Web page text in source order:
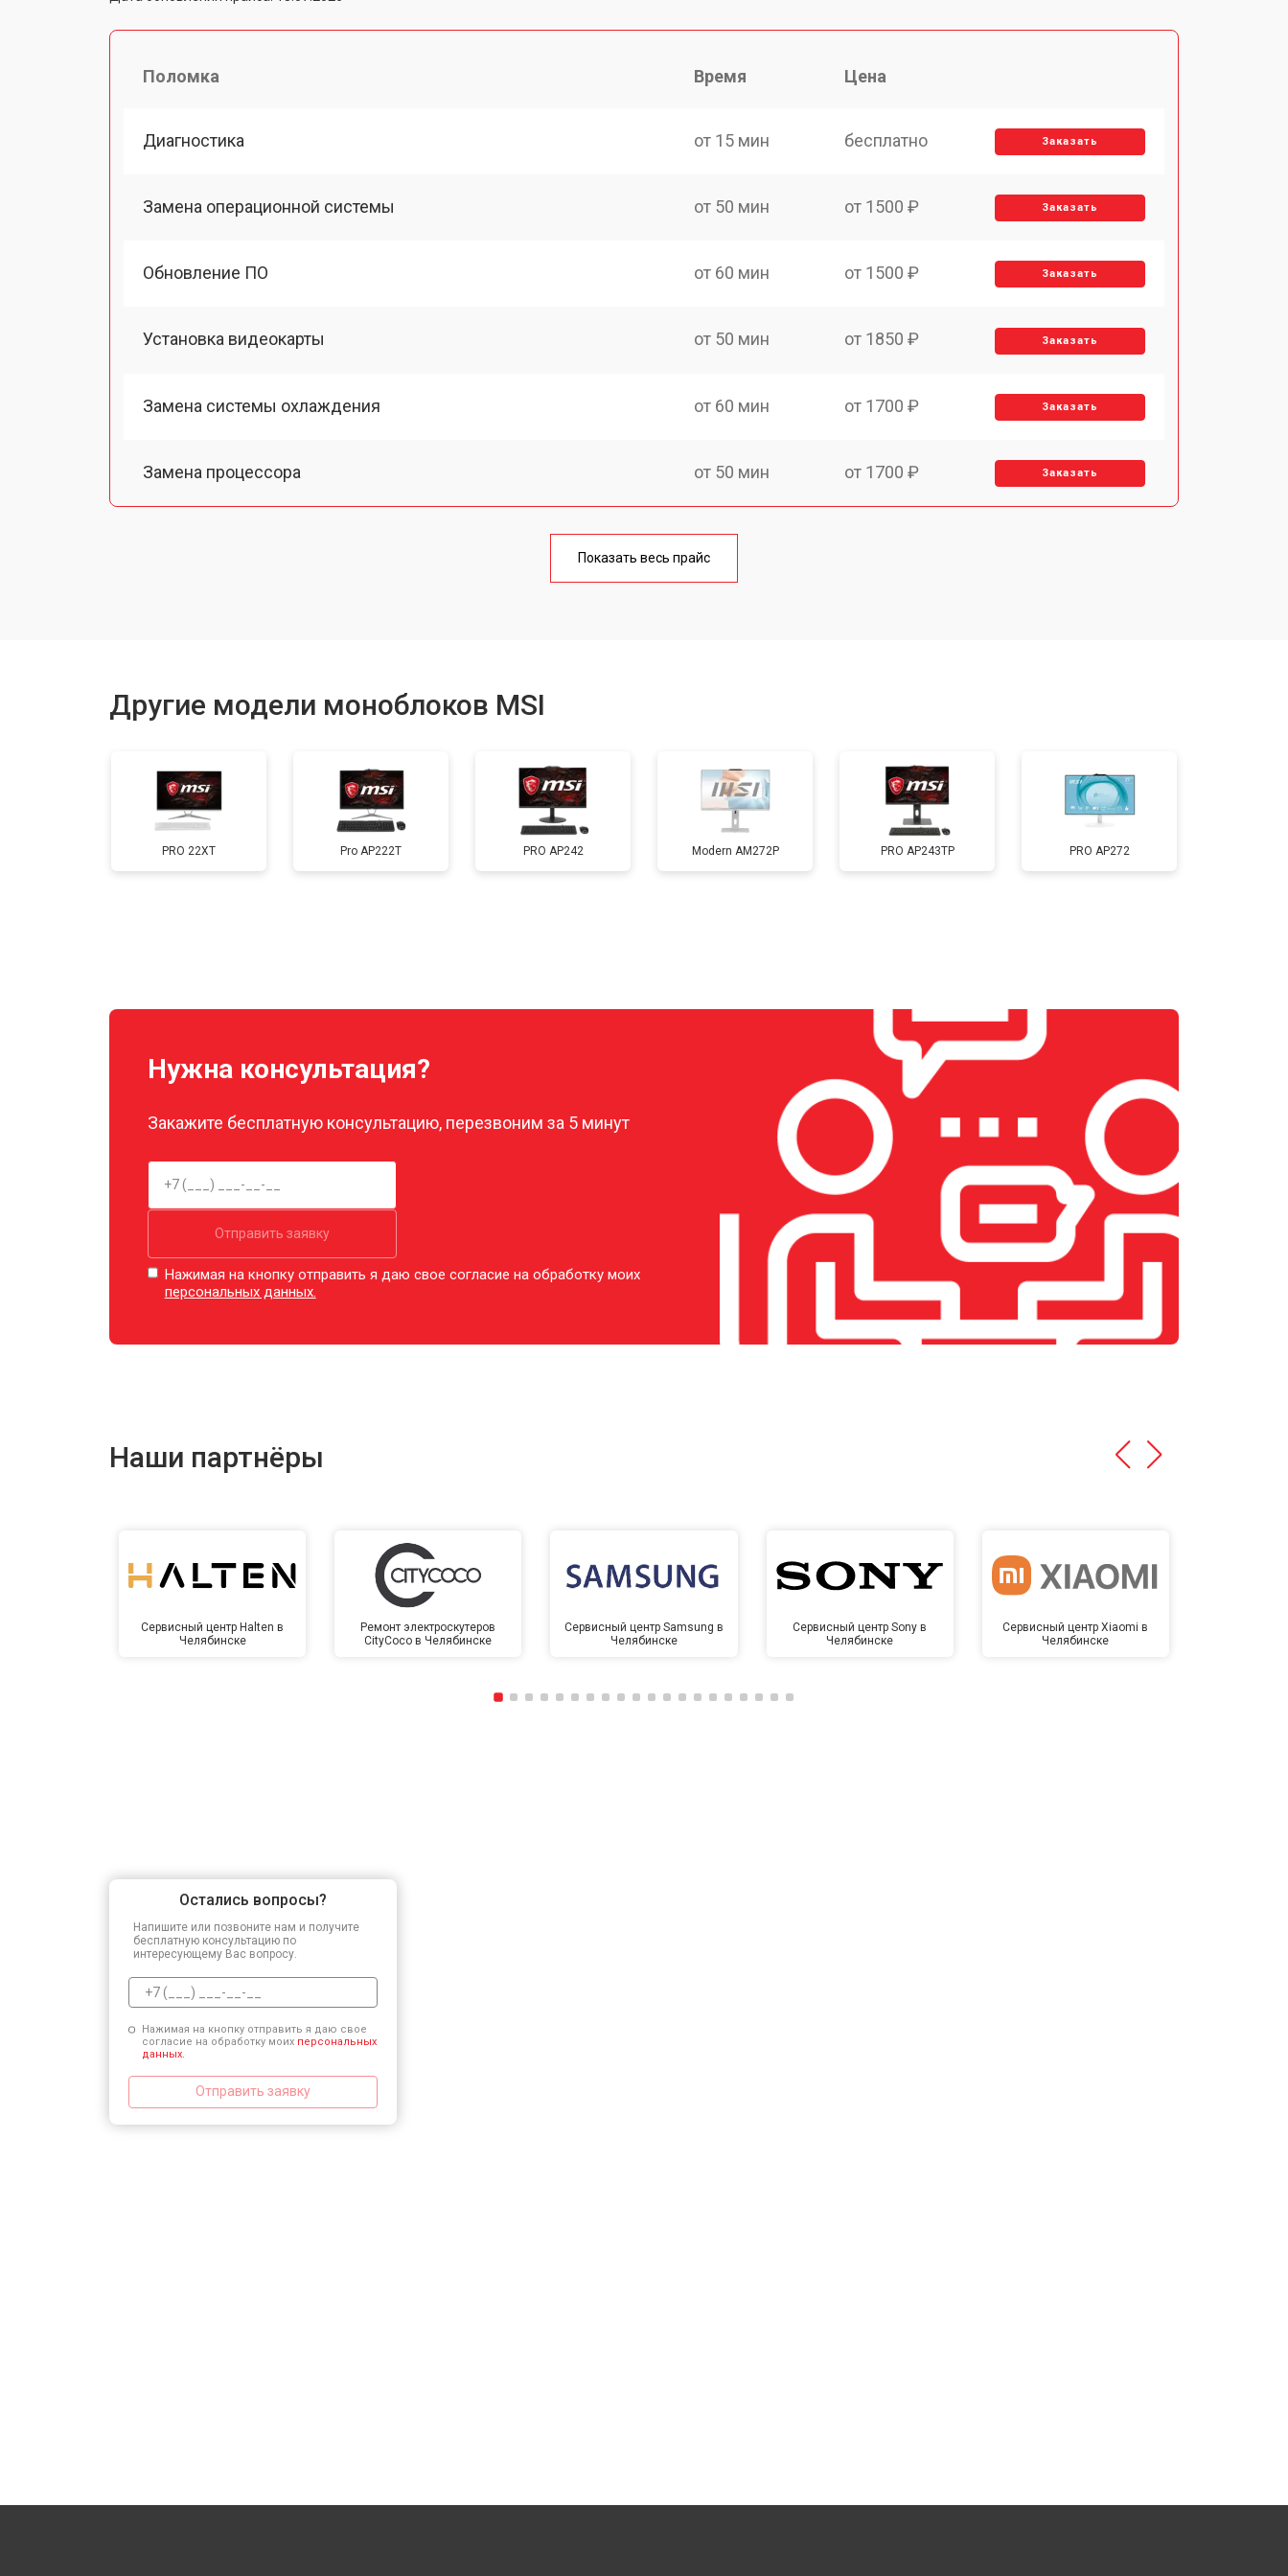
Поломка Время Цена
Диагностика от 15 мин бесплатно Заказать
Замена операционной системы от 50 мин от 1500 ₽ Заказать
Обновление ПО от 60 мин от 1500 ₽ Заказать
Установка видеокарты от 50 мин от 1850 ₽ Заказать
Замена системы охлаждения от 60 мин от 1700 ₽ Заказать
Замена процессора от 50 мин от 1700 ₽ Заказать
от 60 мин
Показать весь прайс
Другие модели моноблоков MSI
PRO 22XT Pro AP222T PRO AP242 Modern AM272P PRO AP243TP PRO AP272
Нужна консультация?
Закажите бесплатную консультацию, перезвоним за 5 минут
Отправить заявку
Нажимая на кнопку отправить я даю свое согласие на обработку моих
персональных данных.
Наши партнёры
Сервисный центр Halten в
Челябинске
Ремонт электроскутеров
CityCoco в Челябинске
Сервисный центр Samsung в
Челябинске
Сервисный центр Sony в
Челябинске
Сервисный центр Xiaomi в
Челябинске
Остались вопросы?
Напишите или позвоните нам и получите
бесплатную консультацию по
интересующему Вас вопросу.
Нажимая на кнопку отправить я даю свое
согласие на обработку моих персональных
данных.
Отправить заявку